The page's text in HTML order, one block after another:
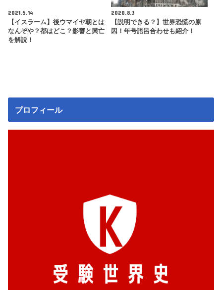
2021.5.14
【イスラーム】後ウマイヤ朝とは
なんぞや？都はどこ？影響と興亡
を解説！
2020.8.3
【説明できる？】世界恐慌の原
因！年号語呂合わせも紹介！
プロフィール